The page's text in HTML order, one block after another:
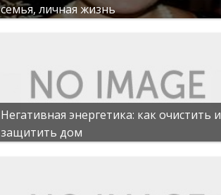
семья, личная жизнь
Негативная энергетика: как очистить и
защитить дом